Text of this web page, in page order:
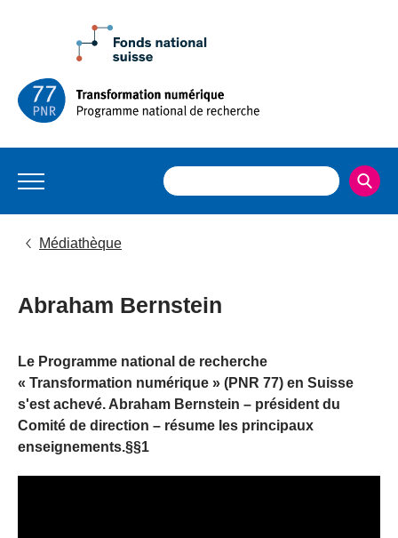
Médiathèque
Abraham Bernstein
Le Programme national de recherche
« Transformation numérique » (PNR 77) en Suisse
s'est achevé. Abraham Bernstein – président du
Comité de direction – résume les principaux
enseignements.§§1